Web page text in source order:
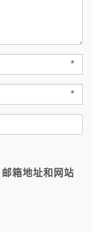
*
*
箱地址和网站